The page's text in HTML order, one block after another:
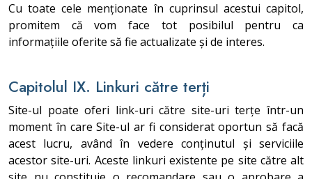
Cu toate cele menționate în cuprinsul acestui capitol,
promitem că vom face tot posibilul pentru ca
informațiile oferite să fie actualizate și de interes.
Capitolul IX. Linkuri către terți
Site-ul poate oferi link-uri către site-uri terțe într-un
moment în care Site-ul ar fi considerat oportun să facă
acest lucru, având în vedere conținutul și serviciile
acestor site-uri. Aceste linkuri existente pe site către alt